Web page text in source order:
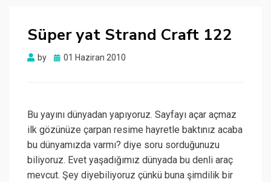
Süper yat Strand Craft 122
by
Posted
01 Haziran 2010
Bu yayını dünyadan yapıyoruz. Sayfayı açar açmaz
ilk gözünüze çarpan resime hayretle baktınız acaba
bu dünyamızda varmı? diye soru sorduğunuzu
biliyoruz. Evet yaşadığımız dünyada bu denli araç
mevcut. Şey diyebiliyoruz çünkü buna şimdilik bir